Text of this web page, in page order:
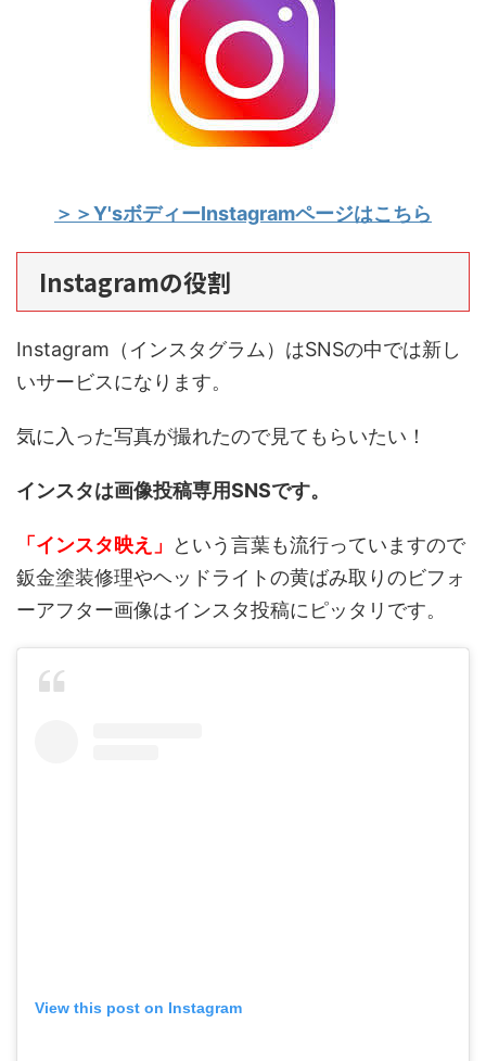
＞＞Y'sボディーInstagramページはこちら
Instagramの役割
Instagram（インスタグラム）はSNSの中では新し
いサービスになります。
気に入った写真が撮れたので見てもらいたい！
インスタは画像投稿専用SNSです。
「インスタ映え」
という言葉も流行っていますので
鈑金塗装修理やヘッドライトの黄ばみ取りのビフォ
ーアフター画像はインスタ投稿にピッタリです。
View this post on Instagram